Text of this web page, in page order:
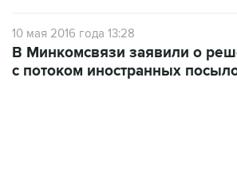
10 мая 2016 года 13:28
В Минкомсвязи заявили о
с потоком иностранных